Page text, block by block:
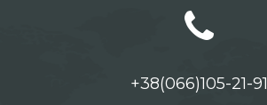
+38(066)105-21-91